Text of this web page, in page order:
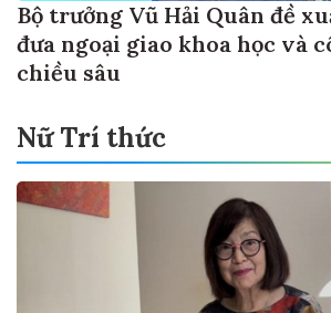
Bộ trưởng Vũ Hải Quân đề
đưa ngoại giao khoa học và
chiều sâu
Nữ Trí thức